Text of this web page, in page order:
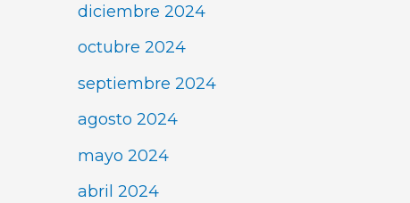
diciembre 2024
octubre 2024
septiembre 2024
agosto 2024
mayo 2024
abril 2024